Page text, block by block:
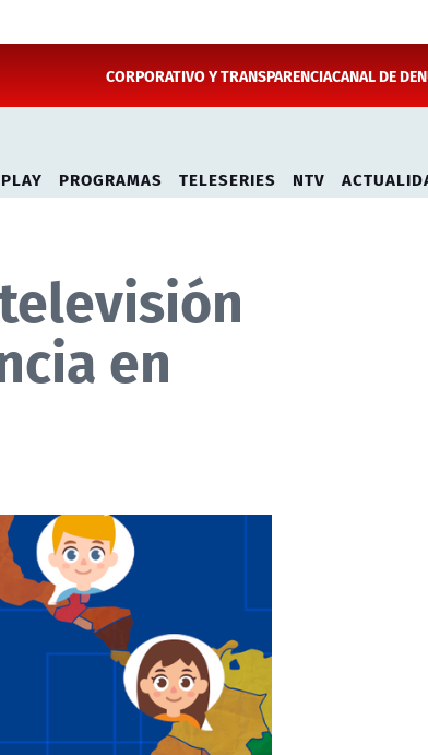
CORPORATIVO Y TRANSPARENCIACANAL DE
PROGRAMAS TELESERIES NTV
en